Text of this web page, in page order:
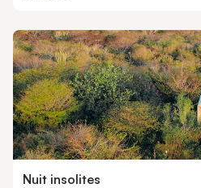
Nuit insolites